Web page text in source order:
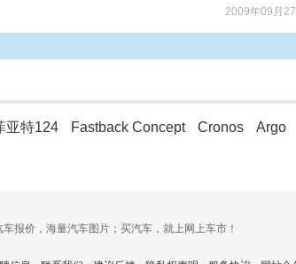
2009年09月
亚特124 Fastback Concept Cronos
Argo